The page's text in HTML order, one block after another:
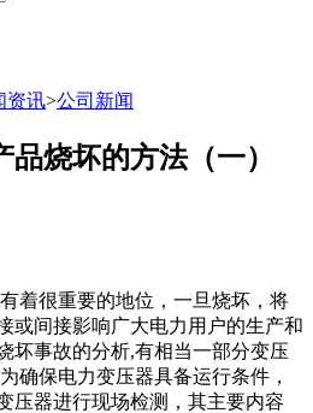
资讯>公司新闻
烧坏的方法（一）
很重要的地位，一旦烧坏，将
或间接影响广大电力用户的生产和
坏事故的分析,有相当一部分变压
确保电力变压器具备运行条件，
压器进行现场检测，其主要内容